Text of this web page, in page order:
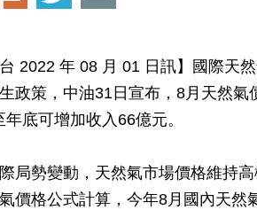
2022 年 08 月 01 日訊】
國際天
政策，中油31日宣布，8月天然氣
底可增加收入66億元。
局勢變動，天然氣市場價格維持
價格公式計算，今年8月國內天然